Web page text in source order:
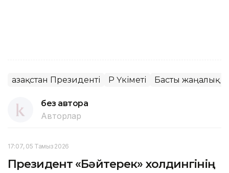
Қазақстан Президенті ҚР Үкіметі Басты жаңалық
без автора
Авторлар
17:07, 05 Тамыз 2026
Президент «Бәйтерек» холдингінің